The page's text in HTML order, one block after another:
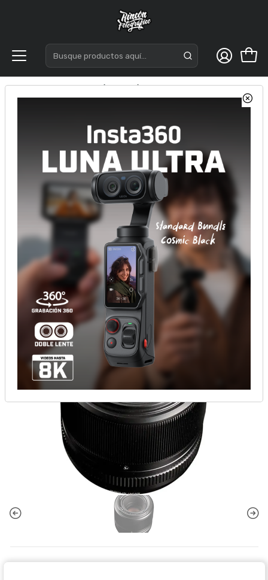
Inicio Óptica
Óptica Fujifilm
Fujifilm XF 60mm f/2.4 R MACRO